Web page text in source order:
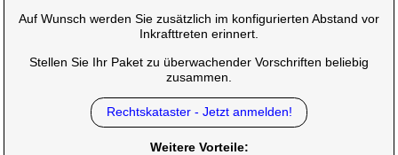
Auf Wunsch werden Sie zusätzlich im konfigurierten Abstand vor
Inkrafttreten erinnert.
Stellen Sie Ihr Paket zu überwachender Vorschriften beliebig
zusammen.
Rechtskataster - Jetzt anmelden!
Weitere Vorteile: